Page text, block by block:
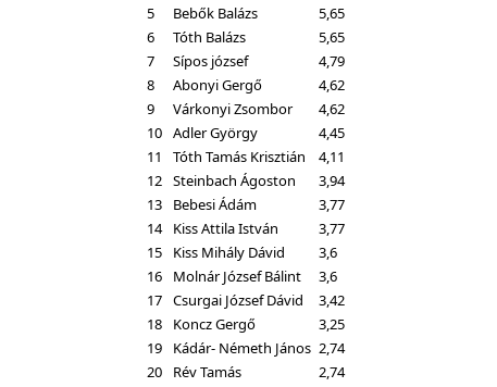
5
Bebők Balázs
5,65
6
Tóth Balázs
5,65
7
Sípos józsef
4,79
8
Abonyi Gergő
4,62
9
Várkonyi Zsombor
4,62
10 Adler György
4,45
11
Tóth Tamás Krisztián
4,11
12 Steinbach Ágoston
3,94
13
Bebesi Ádám
3,77
14 Kiss Attila István
3,77
15
Kiss Mihály Dávid
3,6
16
Molnár József Bálint
3,6
17 Csurgai József Dávid
3,42
18
Koncz Gergő
3,25
19
Kádár- Németh János 2,74
20
Rév Tamás 2,74